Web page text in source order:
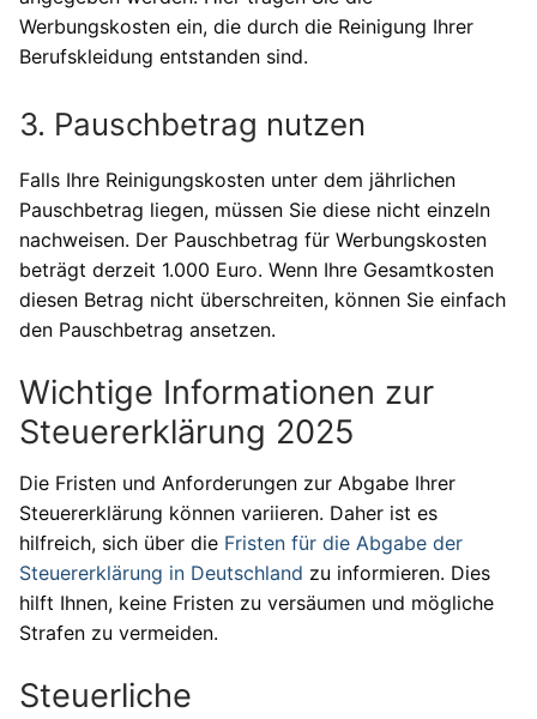
Werbungskosten ein, die durch die Reinigung Ihrer
Berufskleidung entstanden sind.
3. Pauschbetrag nutzen
Falls Ihre Reinigungskosten unter dem jährlichen
Pauschbetrag liegen, müssen Sie diese nicht einzeln
nachweisen. Der Pauschbetrag für Werbungskosten
beträgt derzeit 1.000 Euro. Wenn Ihre Gesamtkosten
diesen Betrag nicht überschreiten, können Sie einfach
den Pauschbetrag ansetzen.
Wichtige Informationen zur
Steuererklärung 2025
Die Fristen und Anforderungen zur Abgabe Ihrer
Steuererklärung können variieren. Daher ist es
hilfreich, sich über die Fristen für die Abgabe der
Steuererklärung in Deutschland zu informieren. Dies
hilft Ihnen, keine Fristen zu versäumen und mögliche
Strafen zu vermeiden.
Steuerliche